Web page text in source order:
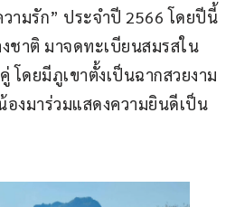
ามรัก” ประจำปี 2566 โดยปีนี้
ชาติ มาจดทะเบียนสมรสใน
โดยมีภูเขาตั้งเป็นฉากสวยงาม
งมาร่วมแสดงความยินดีเป็น